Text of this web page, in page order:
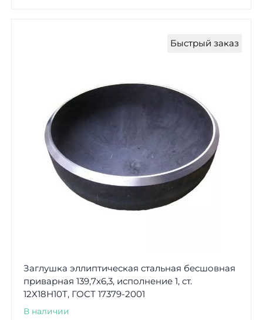
Быстрый заказ
Заглушка эллиптическая стальная бесшовная
приварная 139,7х6,3, исполнение 1, ст.
12Х18Н10Т, ГОСТ 17379-2001
В наличии